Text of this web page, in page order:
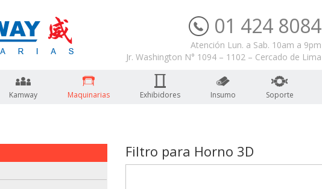
01 424 8084
Atención Lun. a Sab. 10am a 9pm
Jr. Washington N° 1094 – 1102 – Cercado de Lima
Kamway Maquinarias Exhibidores Insumo Soporte
Servicio Técnico
Filtro para Horno 3D